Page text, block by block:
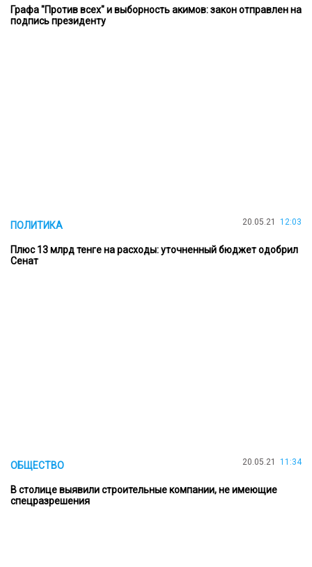
Графа "Против всех" и выборность акимов: закон отправлен на
подпись президенту
ПОЛИТИКА 20.05.21 12:03
Плюс 13 млрд тенге на расходы: уточненный бюджет одобрил
Сенат
ОБЩЕСТВО 20.05.21 11:34
В столице выявили строительные компании, не имеющие
спецразрешения